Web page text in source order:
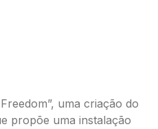
uma criação do
propõe uma instalação